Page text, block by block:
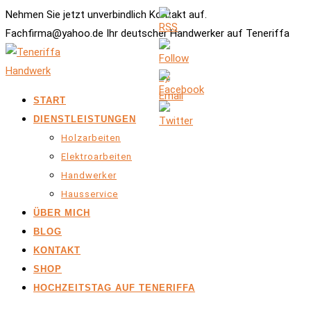
Nehmen Sie jetzt unverbindlich Kontakt auf.
Fachfirma@yahoo.de Ihr deutscher Handwerker auf Teneriffa
START
DIENSTLEISTUNGEN
Holzarbeiten
Elektroarbeiten
Handwerker
Hausservice
ÜBER MICH
BLOG
KONTAKT
SHOP
HOCHZEITSTAG AUF TENERIFFA